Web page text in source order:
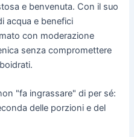
e benvenuta. Con il suo
acqua e benefici
con moderazione
senza compromettere
"fa ingrassare" di per sé:
delle porzioni e del